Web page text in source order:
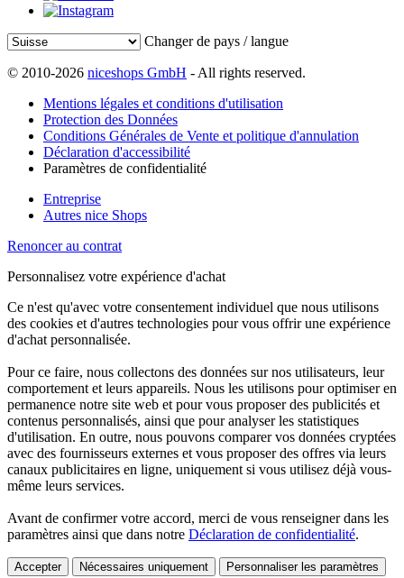
Changer de pays / langue
© 2010-2026 niceshops GmbH - All rights reserved.
Mentions légales et conditions d'utilisation
Protection des Données
Conditions Générales de Vente et politique d'annulation
Déclaration d'accessibilité
Paramètres de confidentialité
Entreprise
Autres nice Shops
Renoncer au contrat
Personnalisez votre expérience d'achat
Ce n'est qu'avec votre consentement individuel que nous utilisons
des cookies et d'autres technologies pour vous offrir une expérience
d'achat personnalisée.
Pour ce faire, nous collectons des données sur nos utilisateurs, leur
comportement et leurs appareils. Nous les utilisons pour optimiser en
permanence notre site web et pour vous proposer des publicités et
contenus personnalisés, ainsi que pour analyser les statistiques
d'utilisation. En outre, nous pouvons comparer vos données cryptées
avec des fournisseurs externes et vous proposer des offres via leurs
canaux publicitaires en ligne, uniquement si vous utilisez déjà vous-
même leurs services.
Avant de confirmer votre accord, merci de vous renseigner dans les
paramètres ainsi que dans notre Déclaration de confidentialité.
Accepter Nécessaires uniquement Personnaliser les paramètres